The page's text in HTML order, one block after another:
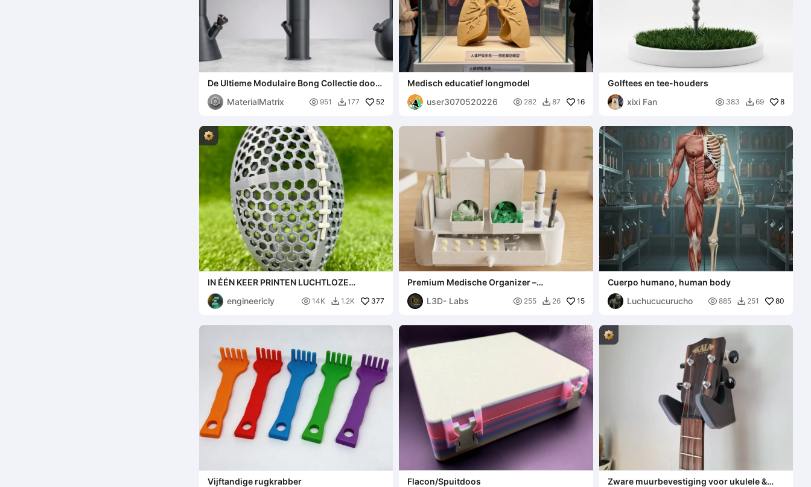
De Ultieme Modulaire Bong Collectie door
Material Matrix
MaterialMatrix
 951  177 52
Medisch educatief longmodel
user3070520226
 282  87 16
Golftees en tee-houders
xixi Fan
 383  69 8
IN ÉÉN KEER PRINTEN LUCHTLOZE
VOETBAL - AMERIKAANSE VOETBAL
engineericly
 14K  1.2K 377
Premium Medische Organizer –
Diabetesbeheer
L3D- Labs
 255  26 15
Cuerpo humano, human body
Luchucucurucho
 885  251 80
Vijftandige rugkrabber
Flacon/Spuitdoos
Zware muurbevestiging voor ukulele &